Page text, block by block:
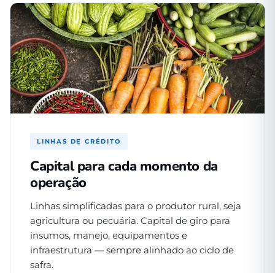
LINHAS DE CRÉDITO
Capital para cada momento da
operação
Linhas simplificadas para o produtor rural, seja
agricultura ou pecuária. Capital de giro para
insumos, manejo, equipamentos e
infraestrutura — sempre alinhado ao ciclo de
safra.